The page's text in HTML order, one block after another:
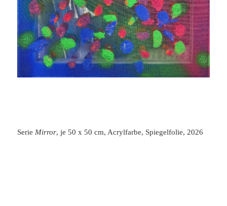
Serie Mirror, je 50 x 50 cm, Acrylfarbe, Spiegelfolie, 2026